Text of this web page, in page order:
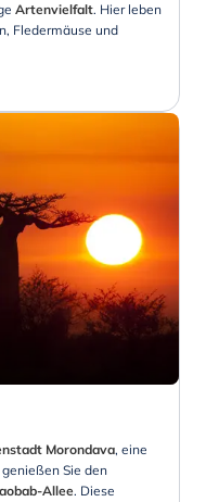
Artenvielfalt. Hier leben
Fledermäuse und
Morondava, eine
Sie den
Allee. Diese